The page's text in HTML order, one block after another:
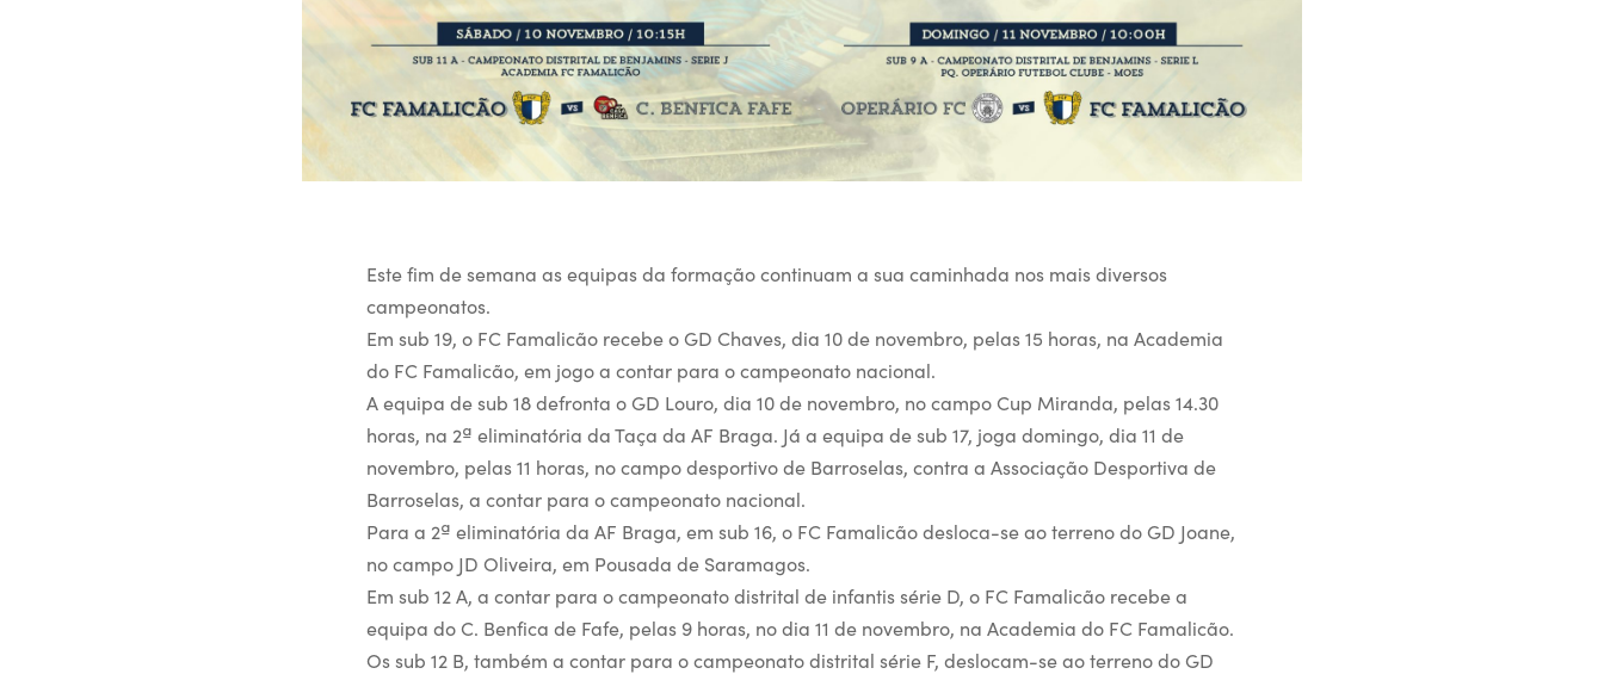
Este fim de semana as equipas da formação continuam a sua caminhada nos mais diversos
campeonatos.
Em sub 19, o FC Famalicão recebe o GD Chaves, dia 10 de novembro, pelas 15 horas, na Academia
do FC Famalicão, em jogo a contar para o campeonato nacional.
A equipa de sub 18 defronta o GD Louro, dia 10 de novembro, no campo Cup Miranda, pelas 14.30
horas, na 2ª eliminatória da Taça da AF Braga. Já a equipa de sub 17, joga domingo, dia 11 de
novembro, pelas 11 horas, no campo desportivo de Barroselas, contra a Associação Desportiva de
Barroselas, a contar para o campeonato nacional.
Para a 2ª eliminatória da AF Braga, em sub 16, o FC Famalicão desloca-se ao terreno do GD Joane,
no campo JD Oliveira, em Pousada de Saramagos.
Em sub 12 A, a contar para o campeonato distrital de infantis série D, o FC Famalicão recebe a
equipa do C. Benfica de Fafe, pelas 9 horas, no dia 11 de novembro, na Academia do FC Famalicão.
Os sub 12 B, também a contar para o campeonato distrital série F, deslocam-se ao terreno do GD